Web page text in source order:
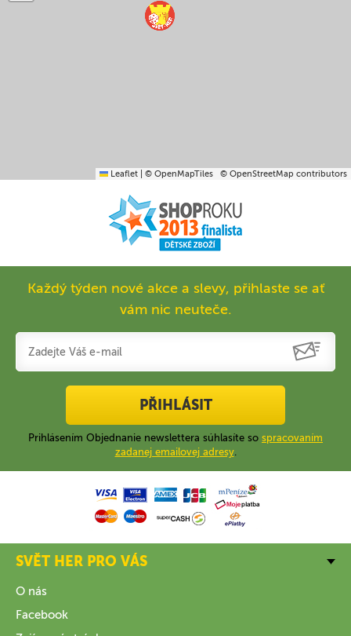
Leaflet © OpenMapTiles © OpenStreetMap contributors
Každý týden nové akce a slevy, přihlaste se ať
vám nic neuteče.
PŘIHLÁSIT
Prihlásením Objednanie newslettera súhlasíte so spracovaním
zadanej emailovej adresy.
SVĚT HER PRO VÁS
O nás
Facebook